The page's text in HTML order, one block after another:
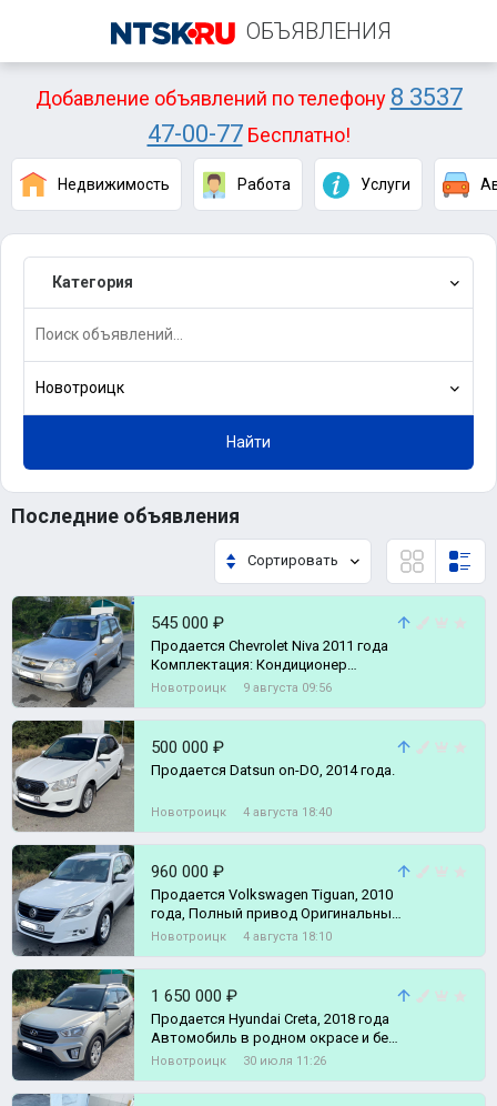
ОБЪЯВЛЕНИЯ
Добавление объявлений по телефону 8 3537
47-00-77Бесплатно!
Недвижимость Работа Услуги
Категория
Новотроицк
Найти
Последние объявления
Сортировать
545 000 ₽
Продается Chevrolet Niva 2011 года
Комплектация: Кондиционер
подогрев сидений ГУР без
Новотроицк 9 августа 09:56
500 000 ₽
Пpoдаeтcя Datsun on-DО, 2014 года.
Новотроицк 4 августа 18:40
960 000 ₽
Продается Volkswagen Tiguan, 2010
года, Полный привод Оригинальный
ПТС Родной подтверждённый про
Новотроицк 4 августа 18:10
1 650 000 ₽
Продается Hyundai Creta, 2018 года
Автомобиль в родном окрасе и без
каких либо ДТП на 100% АВТО на
Новотроицк 30 июля 11:26